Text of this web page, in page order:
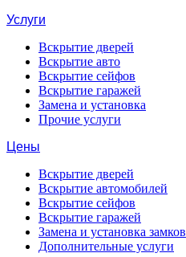
Услуги
Вскрытие дверей
Вскрытие авто
Вскрытие сейфов
Вскрытие гаражей
Замена и установка
Прочие услуги
Цены
Вскрытие дверей
Вскрытие автомобилей
Вскрытие сейфов
Вскрытие гаражей
Замена и установка замков
Дополнительные услуги